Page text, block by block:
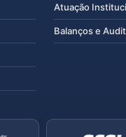
Atuação
Balanços e